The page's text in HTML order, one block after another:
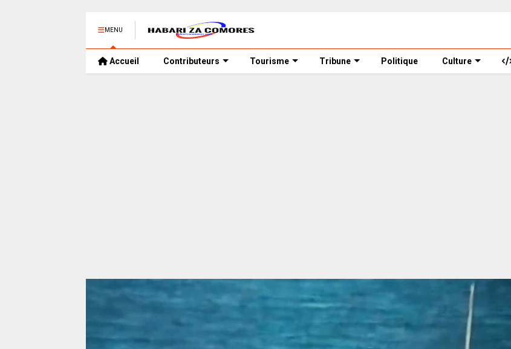
MENU
Accueil Contributeurs Tourisme Tribune Politique Culture